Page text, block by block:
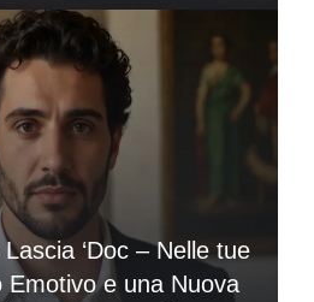
‘Doc – Nelle tue
Emotivo e una Nuova